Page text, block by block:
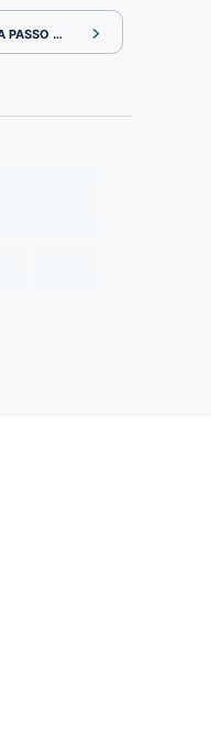
PASSO M700A